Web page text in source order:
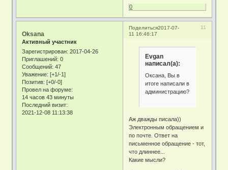
0
Поделиться 11
2017-07-
11 16:46:17
Oksana
Активный участник
Зарегистрирован: 2017-04-26
Приглашений: 0
Сообщений: 47
Уважение: [+1/-1]
Позитив: [+0/-0]
Провел на форуме:
14 часов 43 минуты
Последний визит:
2021-12-08 11:13:38
Evgan
написал(а):
Оксана, Вы в
итоге написали в
администрацию?
Аж дважды писала))
Электронным обращением и
по почте. Ответ на
письменное обращение - тот,
что длиннее...
Какие мысли?